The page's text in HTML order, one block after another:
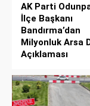
AK Parti
İlçe Başkanı
Bandırma’dan
Milyonluk Arsa
Açıklaması